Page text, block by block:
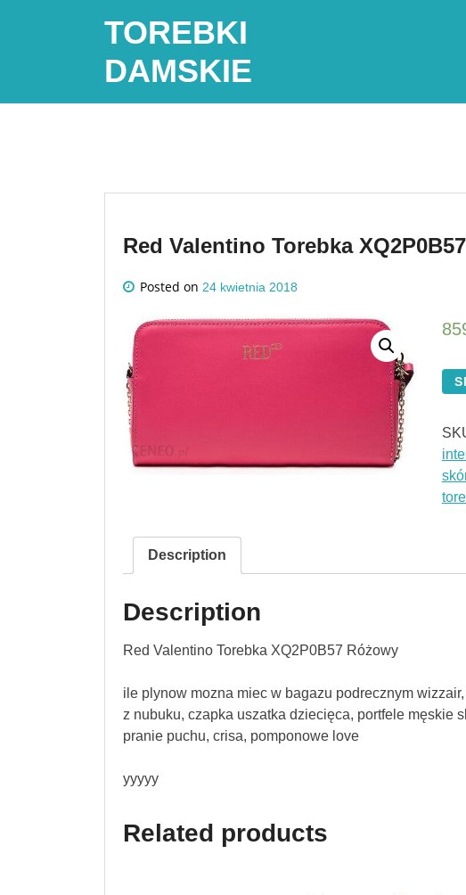
TOREBKI
DAMSKIE
Red Valentino Torebka
Posted on 24 kwietnia 2018
Description
Description
Red Valentino Torebka XQ2P0B57 Różowy
ile plynow mozna miec w bagazu podrecznym
z nubuku, czapka uszatka dziecięca, portfele męskie
pranie puchu, crisa, pomponowe love
yyyyy
Related products